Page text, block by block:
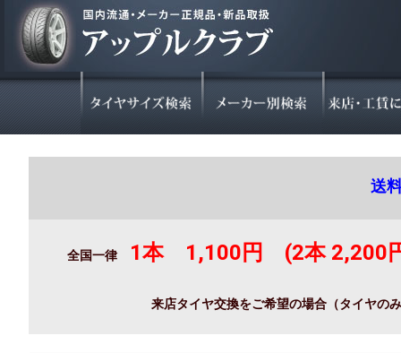
送
全国一律 1本 1,100円 (2本 2,200
来店タイヤ交換をご希望の場合（タイヤの